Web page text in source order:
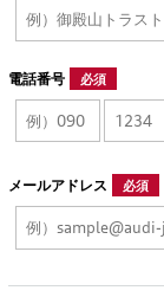
電話番号 必須
メールアドレス 必須